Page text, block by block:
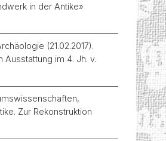
in der Antike»
(21.02.2017).
im 4. Jh. v.
Zur Rekonstruktion